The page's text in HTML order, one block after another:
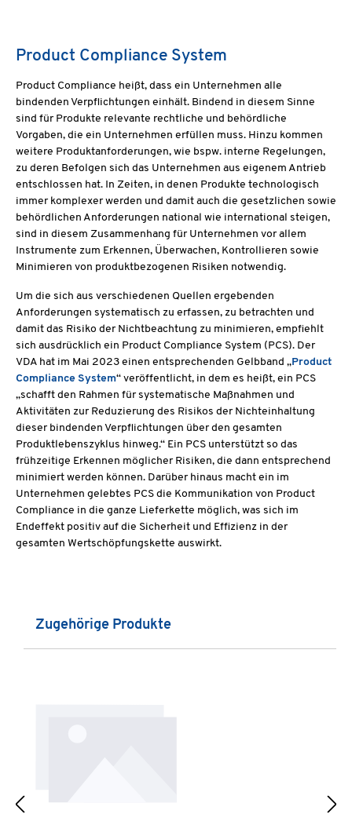
Product Compliance System
Product Compliance heißt, dass ein Unternehmen alle
bindenden Verpflichtungen einhält. Bindend in diesem Sinne
sind für Produkte relevante rechtliche und behördliche
Vorgaben, die ein Unternehmen erfüllen muss. Hinzu kommen
weitere Produktanforderungen, wie bspw. interne Regelungen,
zu deren Befolgen sich das Unternehmen aus eigenem Antrieb
entschlossen hat. In Zeiten, in denen Produkte technologisch
immer komplexer werden und damit auch die gesetzlichen sowie
behördlichen Anforderungen national wie international steigen,
sind in diesem Zusammenhang für Unternehmen vor allem
Instrumente zum Erkennen, Überwachen, Kontrollieren sowie
Minimieren von produktbezogenen Risiken notwendig.
Um die sich aus verschiedenen Quellen ergebenden
Anforderungen systematisch zu erfassen, zu betrachten und
damit das Risiko der Nichtbeachtung zu minimieren, empfiehlt
sich ausdrücklich ein Product Compliance System (PCS). Der
VDA hat im Mai 2023 einen entsprechenden Gelbband „Product
Compliance System“ veröffentlicht, in dem es heißt, ein PCS
„schafft den Rahmen für systematische Maßnahmen und
Aktivitäten zur Reduzierung des Risikos der Nichteinhaltung
dieser bindenden Verpflichtungen über den gesamten
Produktlebenszyklus hinweg.“ Ein PCS unterstützt so das
frühzeitige Erkennen möglicher Risiken, die dann entsprechend
minimiert werden können. Darüber hinaus macht ein im
Unternehmen gelebtes PCS die Kommunikation von Product
Compliance in die ganze Lieferkette möglich, was sich im
Endeffekt positiv auf die Sicherheit und Effizienz in der
gesamten Wertschöpfungskette auswirkt.
Produktgalerie überspringen
Zugehörige Produkte